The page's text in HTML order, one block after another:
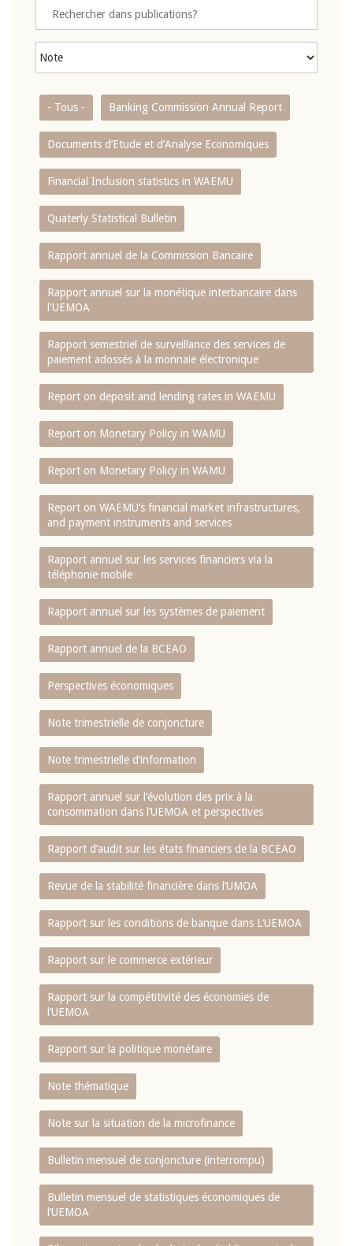
- Tous - Banking Commission Annual Report
Documents d’Etude et d’Analyse Economiques
Financial Inclusion statistics in WAEMU
Quaterly Statistical Bulletin
Rapport annuel de la Commission Bancaire
Rapport annuel sur la monétique interbancaire dans
l'UEMOA
Rapport semestriel de surveillance des services de
paiement adossés à la monnaie électronique
Report on deposit and lending rates in WAEMU
Report on Monetary Policy in WAMU
Report on Monetary Policy in WAMU
Report on WAEMU’s financial market infrastructures,
and payment instruments and services
Rapport annuel sur les services financiers via la
téléphonie mobile
Rapport annuel sur les systèmes de paiement
Rapport annuel de la BCEAO
Perspectives économiques
Note trimestrielle de conjoncture
Note trimestrielle d‘information
Rapport annuel sur l‘évolution des prix à la
consommation dans l‘UEMOA et perspectives
Rapport d‘audit sur les états financiers de la BCEAO
Revue de la stabilité financière dans l‘UMOA
Rapport sur les conditions de banque dans L‘UEMOA
Rapport sur le commerce extérieur
Rapport sur la compétitivité des économies de
l‘UEMOA
Rapport sur la politique monétaire
Note thématique
Note sur la situation de la microfinance
Bulletin mensuel de conjoncture (interrompu)
Bulletin mensuel de statistiques économiques de
l‘UEMOA